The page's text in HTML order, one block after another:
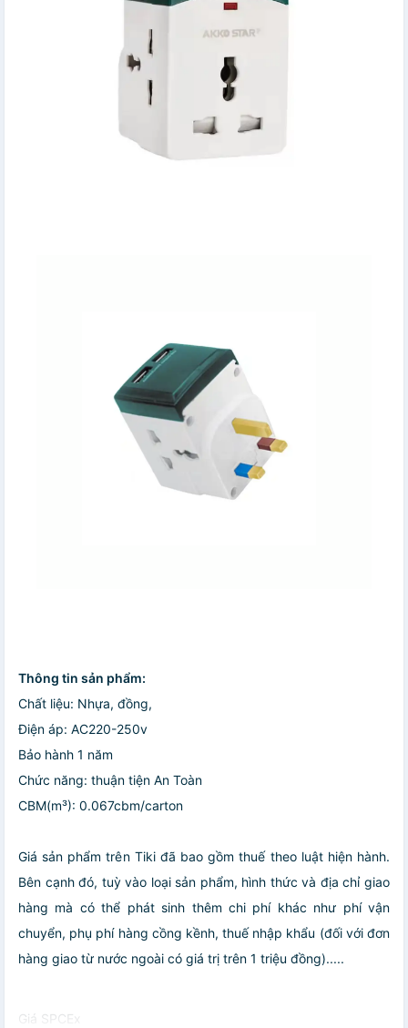
Thông tin sản phẩm:
Chất liệu: Nhựa, đồng,
Điện áp: AC220-250v
Bảo hành 1 năm
Chức năng: thuận tiện An Toàn
CBM(m³): 0.067cbm/carton
Giá sản phẩm trên Tiki đã bao gồm thuế theo luật hiện hành.
Bên cạnh đó, tuỳ vào loại sản phẩm, hình thức và địa chỉ giao
hàng mà có thể phát sinh thêm chi phí khác như phí vận
chuyển, phụ phí hàng cồng kềnh, thuế nhập khẩu (đối với đơn
hàng giao từ nước ngoài có giá trị trên 1 triệu đồng).....
Giá SPCEx